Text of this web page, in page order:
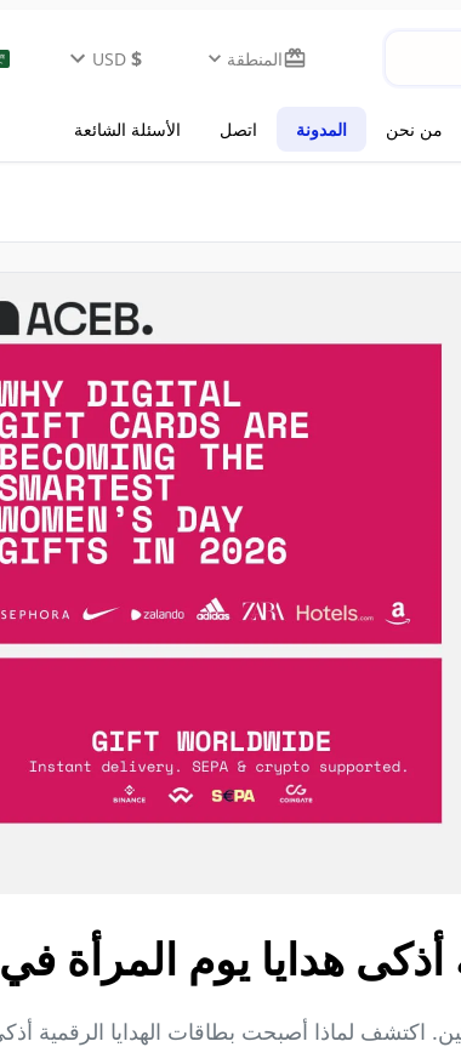
المنطقة $
USD
من نحن المدونة اتصل الأسئلة الشائعة
هدايا يوم المرأة في 2026